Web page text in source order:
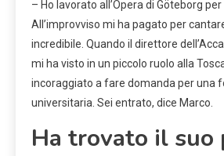
– Ho lavorato all’Opera di Göteborg
All’improvviso mi ha pagato per
incredibile. Quando il direttore
mi ha visto in un piccolo ruolo alla
incoraggiato a fare domanda per una
universitaria. Sei entrato, dice Marco.
Ha trovato il suo